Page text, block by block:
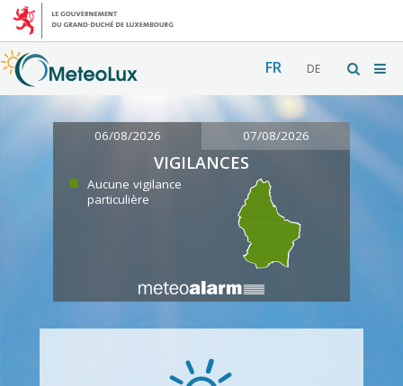
FR DE
06/08/2026 07/08/2026
VIGILANCES
Aucune vigilance
particulière